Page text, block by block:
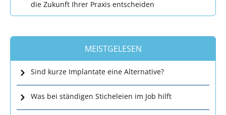
die Zukunft Ihrer Praxis entscheiden
MEISTGELESEN
Sind kurze Implantate eine Alternative?
Was bei ständigen Sticheleien im Job hilft